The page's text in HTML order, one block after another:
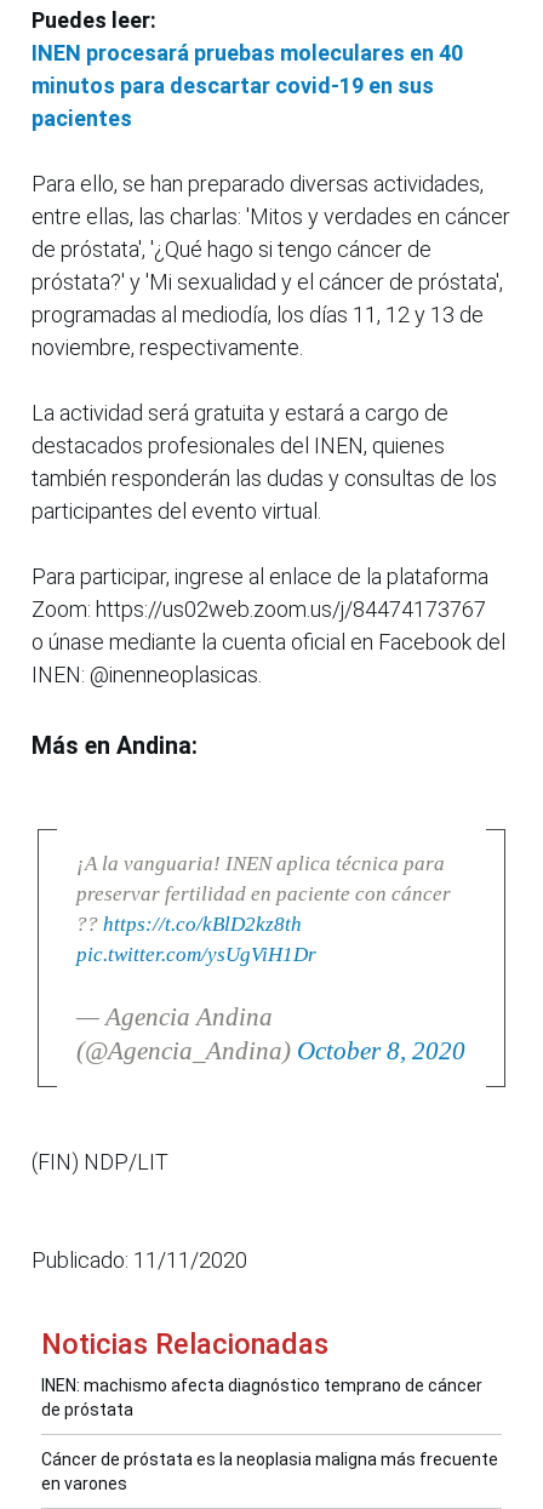
Puedes leer:
INEN procesará pruebas moleculares en 40
minutos para descartar covid-19 en sus
pacientes
Para ello, se han preparado diversas actividades,
entre ellas, las charlas: 'Mitos y verdades en cáncer
de próstata', '¿Qué hago si tengo cáncer de
próstata?' y 'Mi sexualidad y el cáncer de próstata',
programadas al mediodía, los días 11, 12 y 13 de
noviembre, respectivamente.
La actividad será gratuita y estará a cargo de
destacados profesionales del INEN, quienes
también responderán las dudas y consultas de los
participantes del evento virtual.
Para participar, ingrese al enlace de la plataforma
Zoom: https://us02web.zoom.us/j/84474173767
o únase mediante la cuenta oficial en Facebook del
INEN: @inenneoplasicas.
Más en Andina:
¡A la vanguaria! INEN aplica técnica para
preservar fertilidad en paciente con cáncer
?? https://t.co/kBlD2kz8th
pic.twitter.com/ysUgViH1Dr
— Agencia Andina
(@Agencia_Andina) October 8, 2020
(FIN) NDP/LIT
Publicado: 11/11/2020
Noticias Relacionadas
INEN: machismo afecta diagnóstico temprano de cáncer
de próstata
Cáncer de próstata es la neoplasia maligna más frecuente
en varones